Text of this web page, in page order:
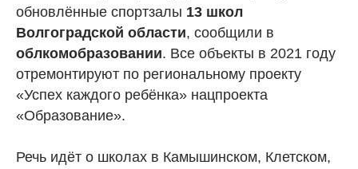
обновлённые спортзалы 13 школ
Волгоградской области, сообщили в
облкомобразовании. Все объекты в 2021 году
отремонтируют по региональному проекту
«Успех каждого ребёнка» нацпроекта
«Образование».
Речь идёт о школах в Камышинском, Клетском,